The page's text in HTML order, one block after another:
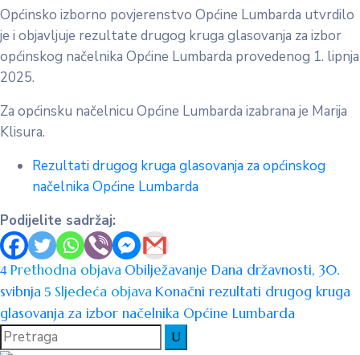
Općinsko izborno povjerenstvo Općine Lumbarda utvrdilo
je i objavljuje rezultate drugog kruga glasovanja za izbor
općinskog načelnika Općine Lumbarda provedenog 1. lipnja
2025.
Za općinsku načelnicu Općine Lumbarda izabrana je Marija
Klisura.
Rezultati drugog kruga glasovanja za općinskog
načelnika Općine Lumbarda
Podijelite sadržaj:
Prethodna objava Obilježavanje Dana državnosti, 30.
svibnja
Sljedeća objavaKonačni rezultati drugog kruga
glasovanja za izbor načelnika Općine Lumbarda